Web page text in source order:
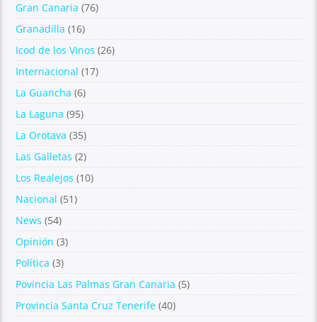
Gran Canaria (76)
Granadilla (16)
Icod de los Vinos (26)
Internacional (17)
La Guancha (6)
La Laguna (95)
La Orotava (35)
Las Galletas (2)
Los Realejos (10)
Nacional (51)
News (54)
Opinión (3)
Política (3)
Povincia Las Palmas Gran Canaria (5)
Provincia Santa Cruz Tenerife (40)